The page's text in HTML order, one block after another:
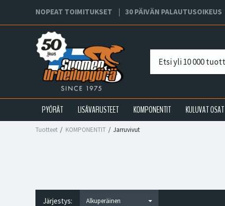
NOPEAT TOIMITUKSET 30 PÄIVÄN PALAUTUSOIKEUS
PYÖRÄT LISÄVARUSTEET KOMPONENTIT KULUVAT OSAT
Tuotteet KOMPONENTIT Jarruvivut
Järjestys: